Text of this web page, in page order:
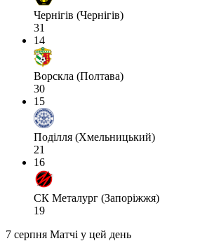
Чернігів (Чернігів)
31
14
Ворскла (Полтава)
30
15
Поділля (Хмельницький)
21
16
СК Металург (Запоріжжя)
19
7 серпня Матчі у цей день